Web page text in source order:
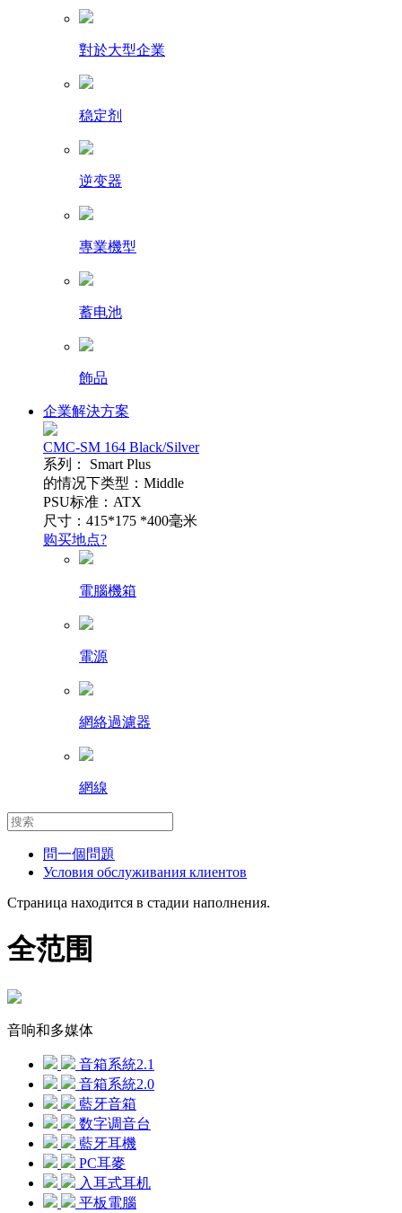
對於大型企業
稳定剂
逆变器
專業機型
蓄电池
飾品
企業解決方案
CMC-SM 164 Black/Silver
系列： Smart Plus
的情况下类型：Middle
PSU标准：ATX
尺寸：415*175 *400毫米
购买地点?
電腦機箱
電源
網絡過濾器
網線
問一個問題
Условия обслуживания клиентов
Страница находится в стадии наполнения.
全范围
音响和多媒体
音箱系統2.1
音箱系統2.0
藍牙音箱
数字调音台
藍牙耳機
PC耳麥
入耳式耳机
平板電腦